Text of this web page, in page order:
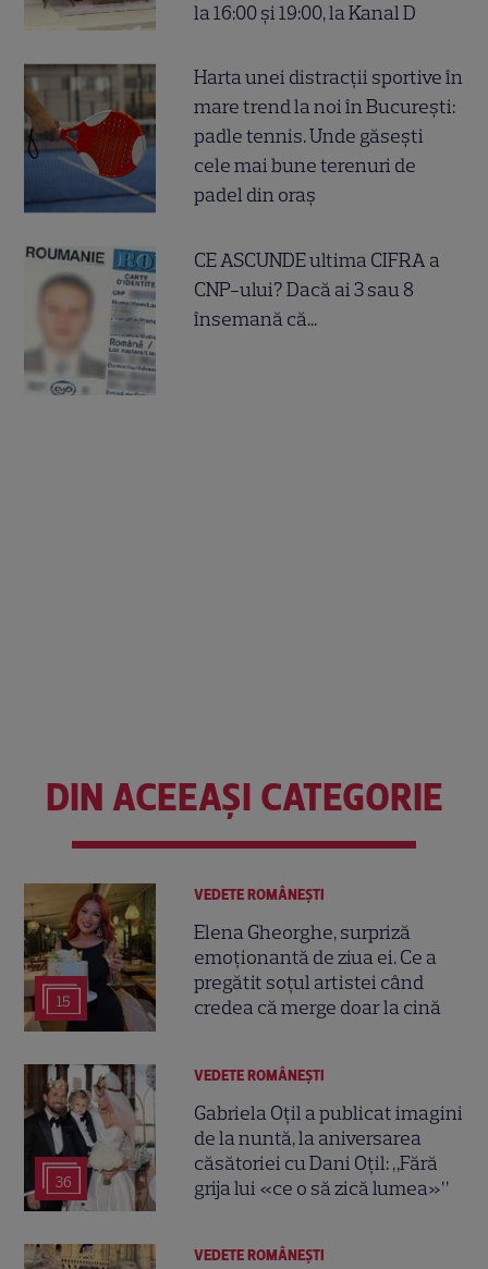
la 16:00 și 19:00, la Kanal D
Harta unei distracții sportive în
mare trend la noi în București:
padle tennis. Unde găsești
cele mai bune terenuri de
padel din oraș
CE ASCUNDE ultima CIFRA a
CNP-ului? Dacă ai 3 sau 8
însemană că...
DIN ACEEAȘI CATEGORIE
15
VEDETE ROMÂNEŞTI
Elena Gheorghe, surpriză
emoționantă de ziua ei. Ce a
pregătit soțul artistei când
credea că merge doar la cină
36
VEDETE ROMÂNEŞTI
Gabriela Oțil a publicat imagini
de la nuntă, la aniversarea
căsătoriei cu Dani Oțil: „Fără
grija lui «ce o să zică lumea»”
VEDETE ROMÂNEŞTI